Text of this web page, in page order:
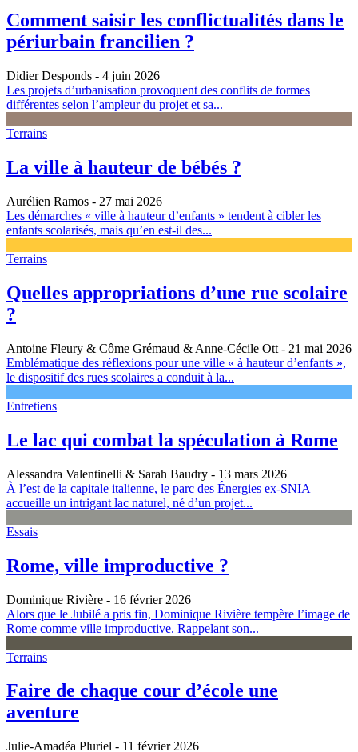
Comment saisir les conflictualités dans le
périurbain francilien ?
Didier Desponds - 4 juin 2026
Les projets d’urbanisation provoquent des conflits de formes
différentes selon l’ampleur du projet et sa...
Terrains
La ville à hauteur de bébés ?
Aurélien Ramos - 27 mai 2026
Les démarches « ville à hauteur d’enfants » tendent à cibler les
enfants scolarisés, mais qu’en est-il des...
Terrains
Quelles appropriations d’une rue scolaire
?
Antoine Fleury & Côme Grémaud & Anne-Cécile Ott - 21 mai 2026
Emblématique des réflexions pour une ville « à hauteur d’enfants »,
le dispositif des rues scolaires a conduit à la...
Entretiens
Le lac qui combat la spéculation à Rome
Alessandra Valentinelli & Sarah Baudry - 13 mars 2026
À l’est de la capitale italienne, le parc des Énergies ex-SNIA
accueille un intrigant lac naturel, né d’un projet...
Essais
Rome, ville improductive ?
Dominique Rivière - 16 février 2026
Alors que le Jubilé a pris fin, Dominique Rivière tempère l’image de
Rome comme ville improductive. Rappelant son...
Terrains
Faire de chaque cour d’école une
aventure
Julie-Amadéa Pluriel - 11 février 2026